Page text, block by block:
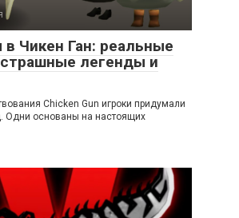
Чикен Ган: реальные
легенды и
Chicken Gun игроки придумали
Одни основаны на настоящих